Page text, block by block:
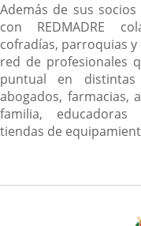
Además de sus
con REDMADRE
cofradías, parroquias
red de profesionales
puntual en distintas
abogados, farmacias,
familia, educadoras
tiendas de